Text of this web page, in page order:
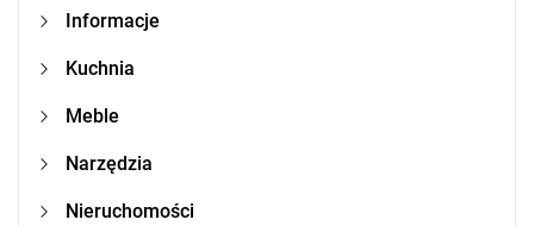
Informacje
Kuchnia
Meble
Narzędzia
Nieruchomości